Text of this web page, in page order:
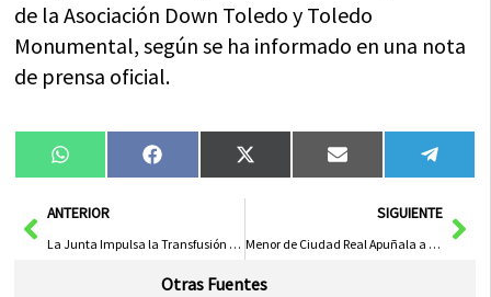
de la Asociación Down Toledo y Toledo
Monumental, según se ha informado en una nota
de prensa oficial.
Compartir
en
WhatsAppCompartir
en
FacebookCompartir
en
X
(Twitter)
Compartir
en
Email
en
AntANTERIOR
La Junta Impulsa la Transfusión de Sangre en Helicópteros Sanitarios para Pacientes Traumáticos Graves
SIGUIENTE
Menor de Ciudad Real Apuñala a Expareja de su Madre para Evitar Estrangulamiento
Otras Fuentes